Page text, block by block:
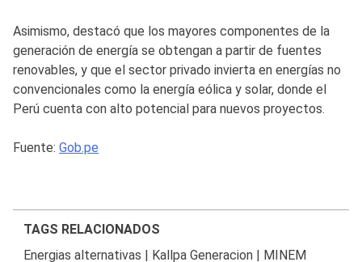
Asimismo, destacó que los mayores componentes de la
generación de energía se obtengan a partir de fuentes
renovables, y que el sector privado invierta en energías no
convencionales como la energía eólica y solar, donde el
Perú cuenta con alto potencial para nuevos proyectos.
Fuente: Gob.pe
TAGS RELACIONADOS
Energias alternativas
Kallpa Generacion| MINEM